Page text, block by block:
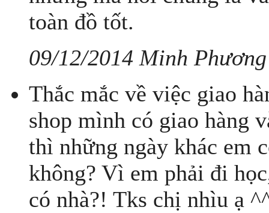
toàn đồ tốt.
09/12/2014 Minh Phương
Thắc mắc về việc giao
shop mình có giao hàng
thì những ngày khác em
không? Vì em phải đi
có nhà?! Tks chị nhìu ạ